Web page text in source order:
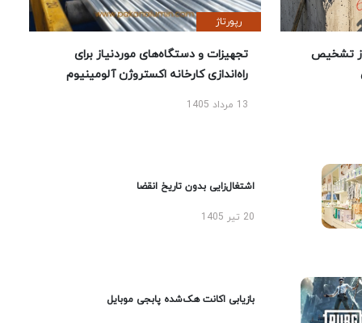
تشخیص
رپورتاژ
تجهیزات و دستگاه‌های موردنیاز برای
راه‌اندازی کارخانه اکستروژن آلومینیوم
13 مرداد 1405
اشتغال‌زایی بدون تاریخ انقضا
20 تیر 1405
بازیابی اکانت هک‌شده پابجی موبایل